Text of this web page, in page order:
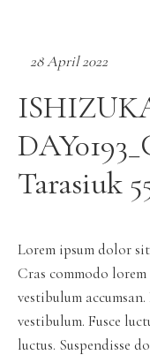
28 April 2022
Tarasiuk
Lorem ipsum dolor
Cras commodo
vestibulum
vestibulum. Fusce
luctus. Suspendisse